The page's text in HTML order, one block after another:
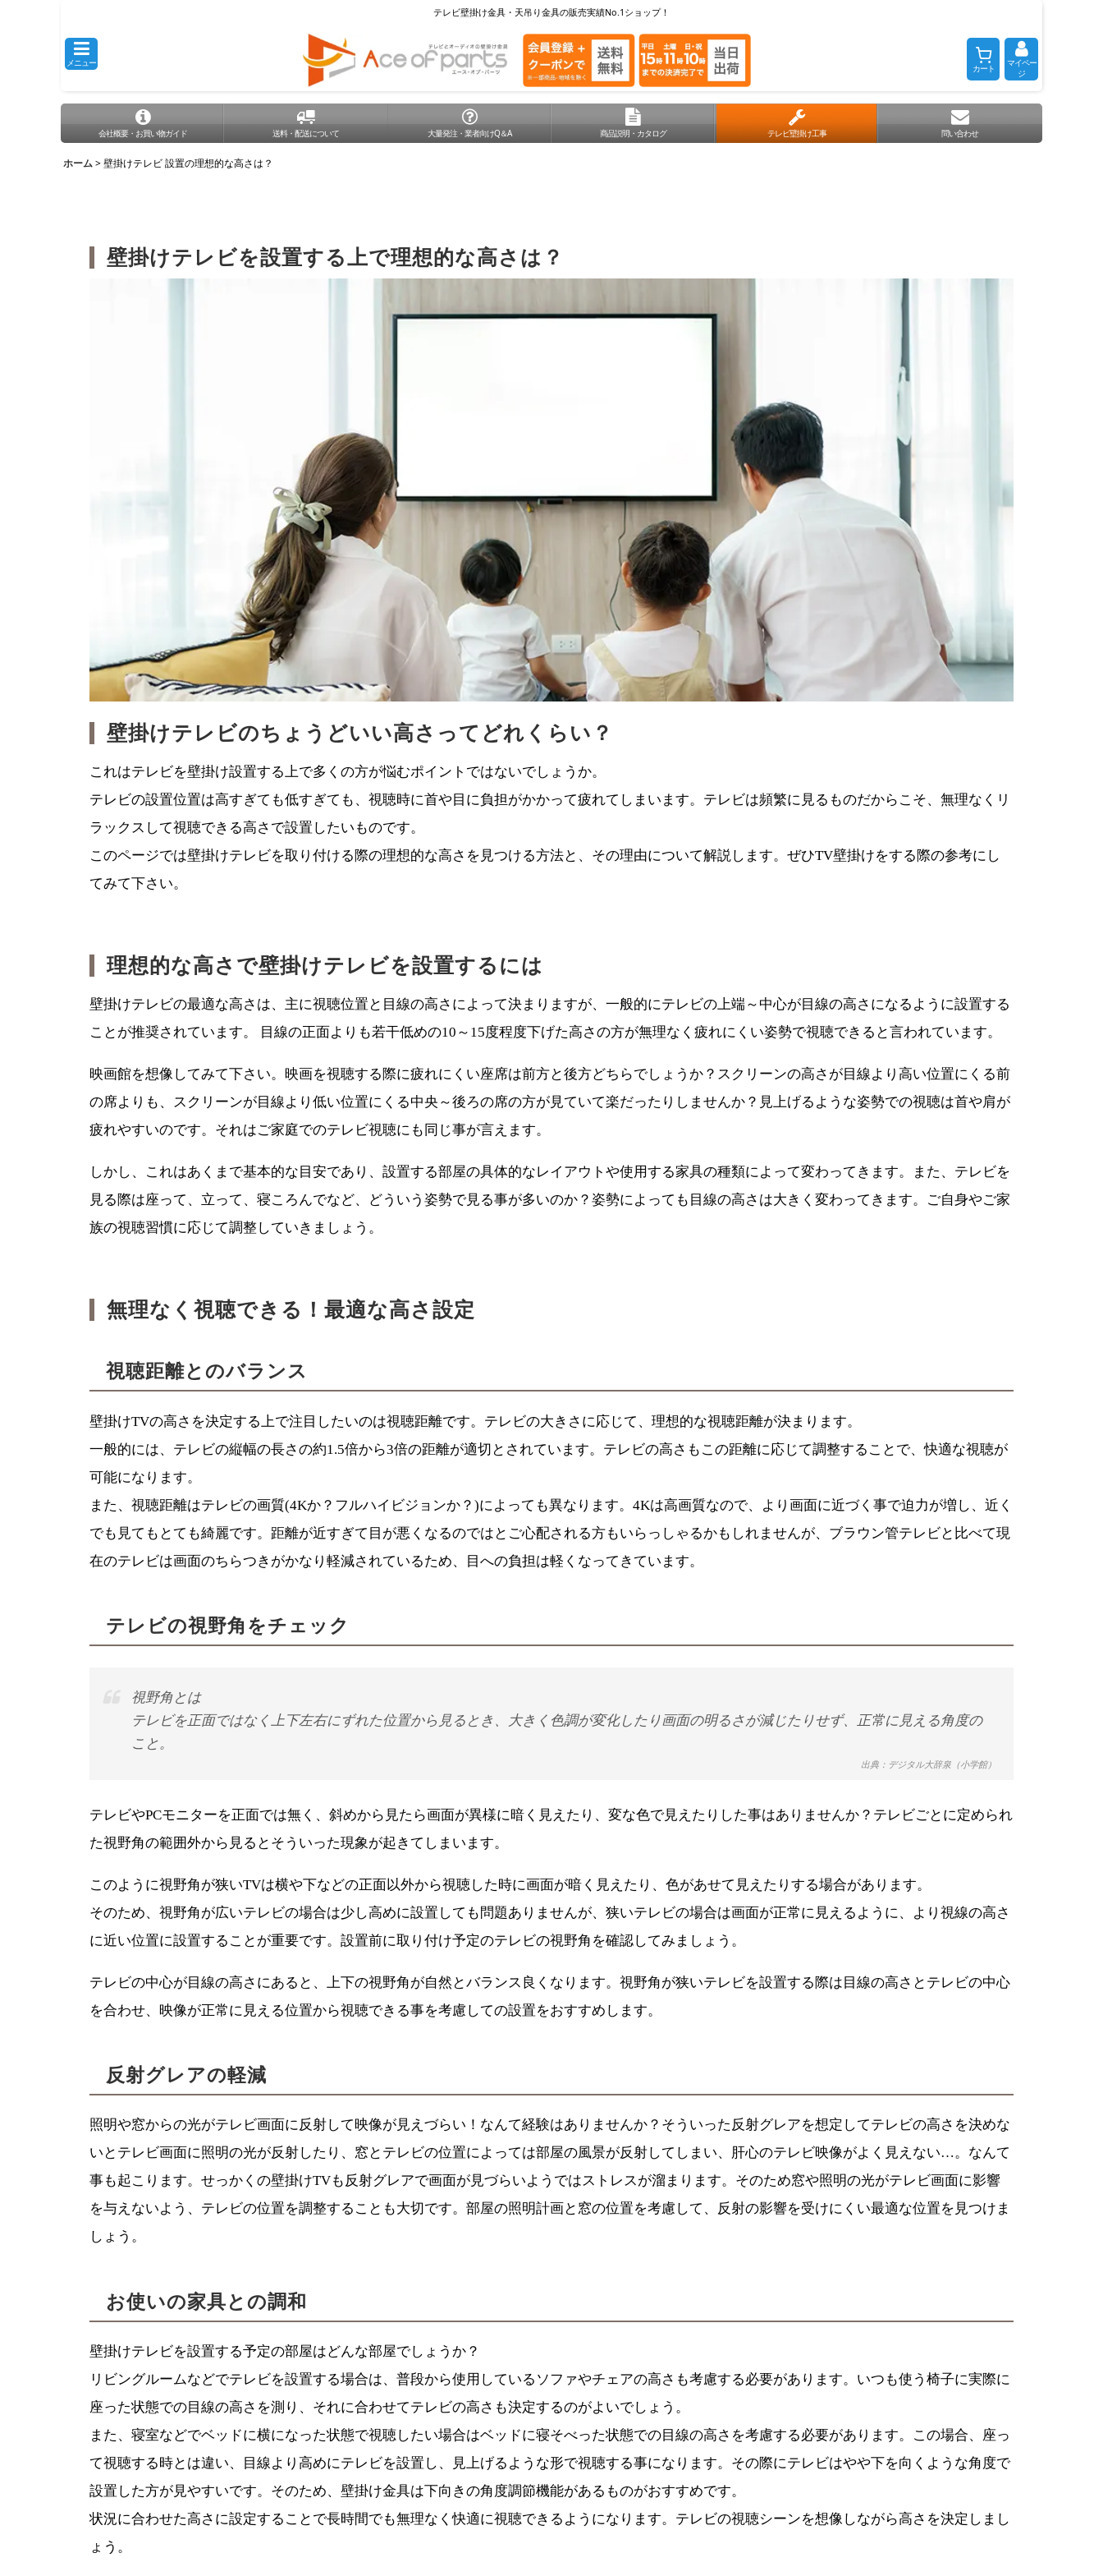
テレビ壁掛け金具・天吊り金具の販売実績No.1ショップ！
メニュー カート
マイペー
ジ
会社概要・お買い物ガイド 送料・配送について 大量発注・業者向けQ＆A 商品説明・カタログ テレビ壁掛け工事 問い合わせ
ホーム >壁掛けテレビ 設置の理想的な高さは？
壁掛けテレビを設置する上で理想的な高さ は？
壁掛けテレビのちょうどいい高さ ってどれくらい？
これはテレビを壁掛け設置する上で多くの方が悩むポイントではないでしょうか。
テレビの設置位置は高すぎても低すぎても、視聴時に首や目に負担がかかって疲れてしまいます。テレビは頻繁に見るものだからこそ、無理なくリ
ラックスして視聴できる高さで設置したいものです。
このページでは壁掛けテレビを取り付ける際の理想的な高さを見つける方法と、その理由について解説します。ぜひTV壁掛けをする際の参考にし
てみて下さい。
理想的な高さで壁掛けテレビを設置するには
壁掛けテレビの最適な高さは、主に視聴位置と目線の高さによって決まりますが、一般的にテレビの上端～中心が目線の高さになるように設置する
ことが推奨されています。 目線の正面よりも若干低めの10～15度程度下げた高さの方が無理なく疲れにくい姿勢で視聴できると言われています。
映画館を想像してみて下さい。映画を視聴する際に疲れにくい座席は前方と後方どちらでしょうか？スクリーンの高さが目線より高い位置にくる前
の席よりも、スクリーンが目線より低い位置にくる中央～後ろの席の方が見ていて楽だったりしませんか？見上げるような姿勢での視聴は首や肩が
疲れやすいのです。それはご家庭でのテレビ視聴にも同じ事が言えます。
しかし、これはあくまで基本的な目安であり、設置する部屋の具体的なレイアウトや使用する家具の種類によって変わってきます。また、テレビを
見る際は座って、立って、寝ころんでなど、どういう姿勢で見る事が多いのか？姿勢によっても目線の高さは大きく変わってきます。ご自身やご家
族の視聴習慣に応じて調整していきましょう。
無理なく視聴できる！ 最適な高さ 設定
視聴距離とのバランス
壁掛けTVの高さを決定する上で注目したいのは視聴距離です。テレビの大きさに応じて、理想的な視聴距離が決まります。
一般的には、テレビの縦幅の長さの約1.5倍から3倍の距離が適切とされています。テレビの高さもこの距離に応じて調整することで、快適な視聴が
可能になります。
また、視聴距離はテレビの画質(4Kか？フルハイビジョンか？)によっても異なります。4Kは高画質なので、より画面に近づく事で迫力が増し、近く
でも見てもとても綺麗です。距離が近すぎて目が悪くなるのではとご心配される方もいらっしゃるかもしれませんが、ブラウン管テレビと比べて現
在のテレビは画面のちらつきがかなり軽減されているため、目への負担は軽くなってきています。
テレビの視野角をチェック
視野角とは
テレビを正面ではなく上下左右にずれた位置から見るとき、大きく色調が変化したり画面の明るさが減じたりせず、正常に見える角度の
こと。
出典：デジタル大辞泉（小学館）
テレビやPCモニターを正面では無く、斜めから見たら画面が異様に暗く見えたり、変な色で見えたりした事はありませんか？テレビごとに定められ
た視野角の範囲外から見るとそういった現象が起きてしまいます。
このように視野角が狭いTVは横や下などの正面以外から視聴した時に画面が暗く見えたり、色があせて見えたりする場合があります。
そのため、視野角が広いテレビの場合は少し高めに設置しても問題ありませんが、狭いテレビの場合は画面が正常に見えるように、より視線の高さ
に近い位置に設置することが重要です。設置前に取り付け予定のテレビの視野角を確認してみましょう。
テレビの中心が目線の高さにあると、上下の視野角が自然とバランス良くなります。視野角が狭いテレビを設置する際は目線の高さとテレビの中心
を合わせ、映像が正常に見える位置から視聴できる事を考慮しての設置をおすすめします。
反射グレアの軽減
照明や窓からの光がテレビ画面に反射して映像が見えづらい！なんて経験はありませんか？そういった反射グレアを想定してテレビの高さを決めな
いとテレビ画面に照明の光が反射したり、窓とテレビの位置によっては部屋の風景が反射してしまい、肝心のテレビ映像がよく見えない…。なんて
事も起こります。せっかくの壁掛けTVも反射グレアで画面が見づらいようではストレスが溜まります。そのため窓や照明の光がテレビ画面に影響
を与えないよう、テレビの位置を調整することも大切です。部屋の照明計画と窓の位置を考慮して、反射の影響を受けにくい最適な位置を見つけま
しょう。
お使いの家具との調和
壁掛けテレビを設置する予定の部屋はどんな部屋でしょうか？
リビングルームなどでテレビを設置する場合は、普段から使用しているソファやチェアの高さも考慮する必要があります。いつも使う椅子に実際に
座った状態での目線の高さを測り、それに合わせてテレビの高さも決定するのがよいでしょう。
また、寝室などでベッドに横になった状態で視聴したい場合はベッドに寝そべった状態での目線の高さを考慮する必要があります。この場合、座っ
て視聴する時とは違い、目線より高めにテレビを設置し、見上げるような形で視聴する事になります。その際にテレビはやや下を向くような角度で
設置した方が見やすいです。そのため、壁掛け金具は下向きの角度調節機能があるものがおすすめです。
状況に合わせた高さに設定することで長時間でも無理なく快適に視聴できるようになります。テレビの視聴シーンを想像しながら高さを決定しまし
ょう。